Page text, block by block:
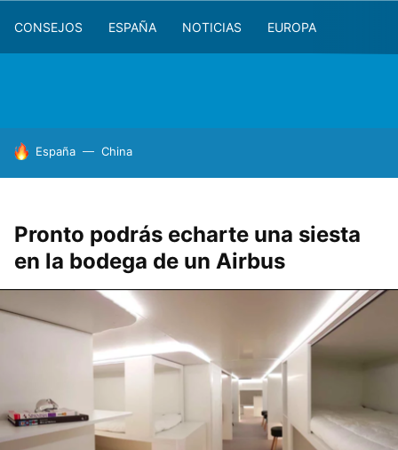
CONSEJOS ESPAÑA NOTICIAS EUROPA
HOY SE HABLA DE
España China
Pronto podrás echarte una siesta
en la bodega de un Airbus